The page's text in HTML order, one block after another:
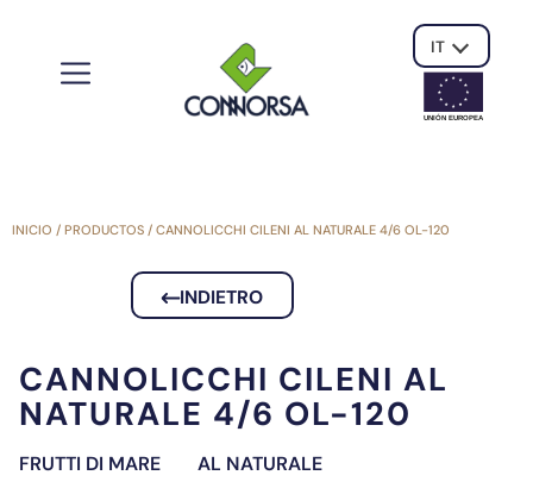
IT
UNIÓN EUROPEA
INICIO / PRODUCTOS / CANNOLICCHI CILENI AL NATURALE 4/6 OL-120
INDIETRO
CANNOLICCHI CILENI AL
NATURALE 4/6 OL-120
FRUTTI DI MARE AL NATURALE